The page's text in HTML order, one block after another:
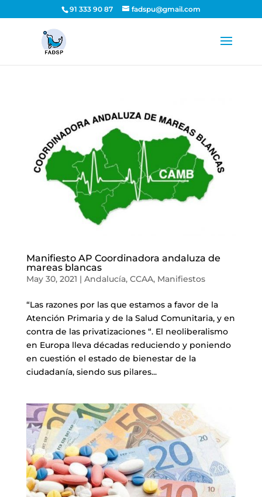
91 333 90 87 fadspu@gmail.com
Manifiesto AP Coordinadora andaluza de
mareas blancas
May 30, 2021 | Andalucía, CCAA, Manifiestos
“Las razones por las que estamos a favor de la
Atención Primaria y de la Salud Comunitaria, y en
contra de las privatizaciones “. El neoliberalismo
en Europa lleva décadas reduciendo y poniendo
en cuestión el estado de bienestar de la
ciudadanía, siendo sus pilares...